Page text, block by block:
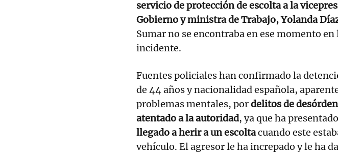
servicio de protección de escolta a la
Gobierno y ministra de Trabajo, Yolanda
Sumar no se encontraba en ese momento en
incidente.
Fuentes policiales han confirmado la
de 44 años y nacionalidad española,
problemas mentales, pordelitos de
atentado a la autoridad, ya que ha
llegado a herir a un escoltacuando este
vehículo. El agresor le ha increpado y le ha